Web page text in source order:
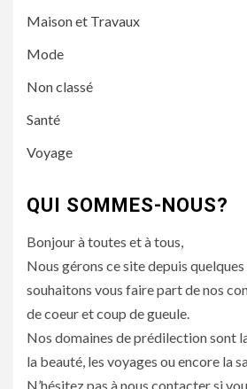
Maison et Travaux
Mode
Non classé
Santé
Voyage
QUI SOMMES-NOUS?
Bonjour à toutes et à tous,
Nous gérons ce site depuis
souhaitons vous faire part de nos
de coeur et coup de gueule.
Nos domaines de prédilection sont
la beauté, les voyages ou encore la
N’hésitez pas à nous contacter si